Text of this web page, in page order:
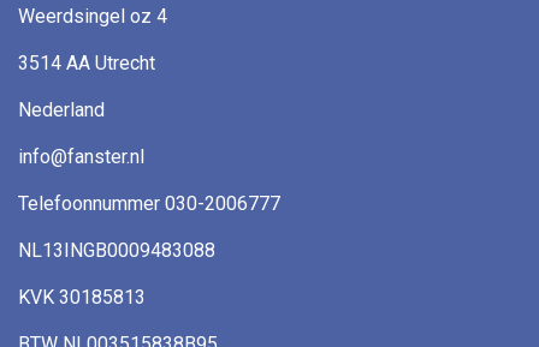
Weerdsingel oz 4
3514 AA Utrecht
Nederland
info@fanster.nl
Telefoonnummer 030-2006777
NL13INGB0009483088
KVK 30185813